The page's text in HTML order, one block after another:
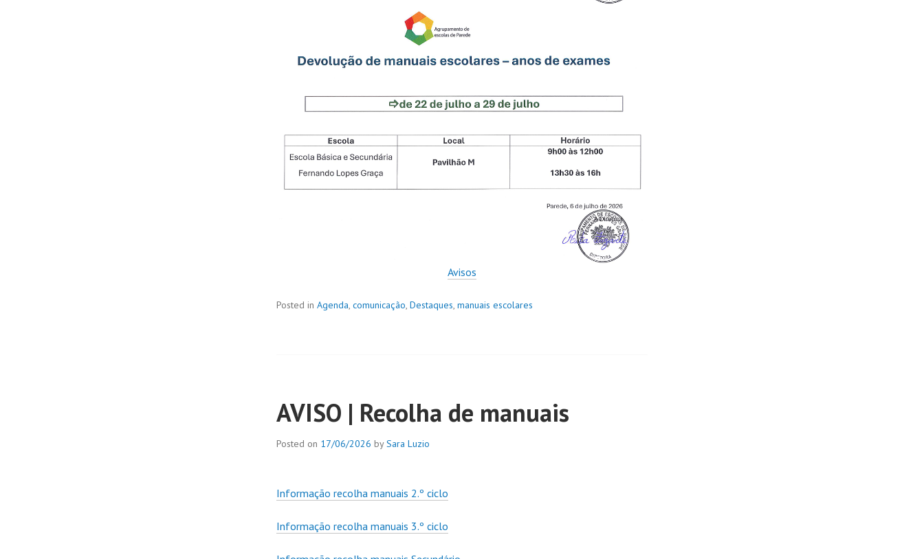
Avisos
Posted in Agenda, comunicação, Destaques, manuais escolares
AVISO | Recolha de manuais
Posted on 17/06/2026 bySara Luzio
Informação recolha manuais 2.º ciclo
Informação recolha manuais 3.º ciclo